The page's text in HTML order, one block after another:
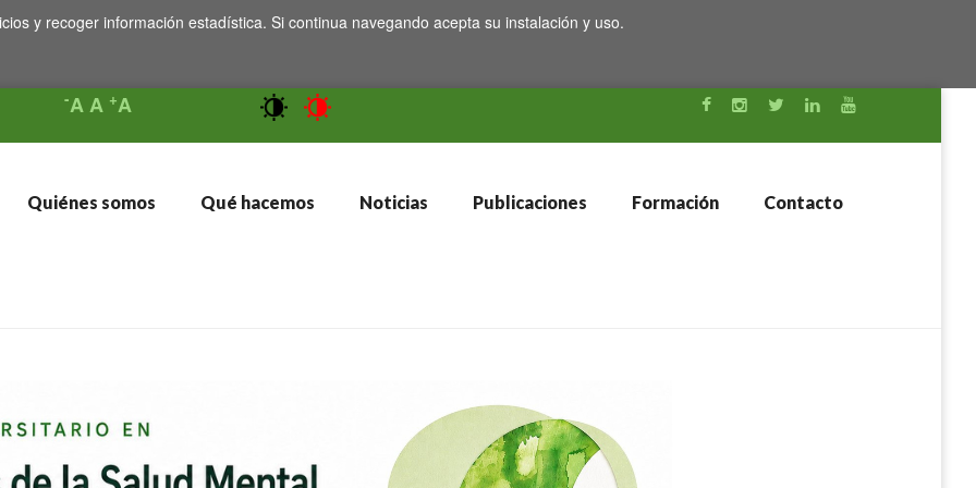
y recoger información estadística. Si continua navegando acepta su instalación y uso.
-AA +A
Quiénes somos Qué hacemos Noticias Publicaciones Formación Contacto